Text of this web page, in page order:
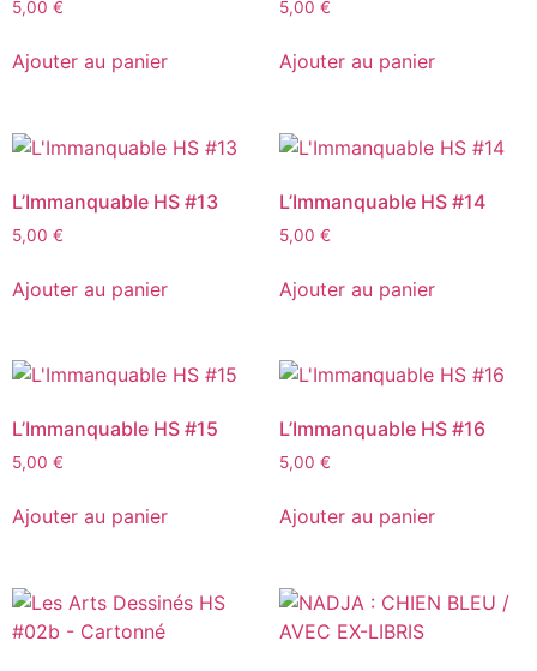
5,00 €
Ajouter au panier
5,00 €
Ajouter au panier
L’Immanquable HS #13
5,00 €
Ajouter au panier
L’Immanquable HS #14
5,00 €
Ajouter au panier
L’Immanquable HS #15
5,00 €
Ajouter au panier
L’Immanquable HS #16
5,00 €
Ajouter au panier